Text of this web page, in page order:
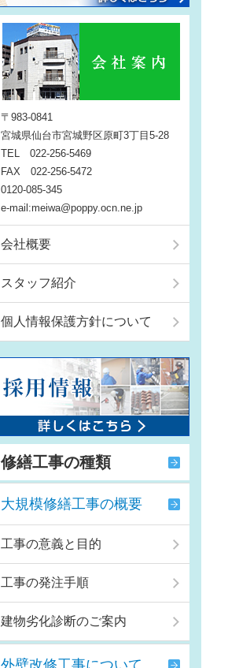
〒983-0841
宮城県仙台市宮城野区原町3丁目5-28
TEL 022-256-5469
FAX 022-256-5472
0120-085-345
e-mail:meiwa@poppy.ocn.ne.jp
会社概要
スタッフ紹介
個人情報保護方針について
修繕工事の種類
大規模修繕工事の概要
工事の意義と目的
工事の発注手順
建物劣化診断のご案内
外壁改修工事について